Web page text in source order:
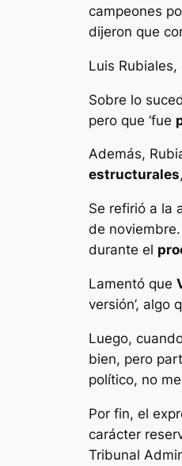
campeones
dijeron que
Luis
Sobre lo
pero que ‘fue
Además,
estructurales
Se refirió a la
de
durante el
Lamentó que
versión’, algo
Luego,
bien, pero
político, no
Por fin, el
carácter
Tribunal